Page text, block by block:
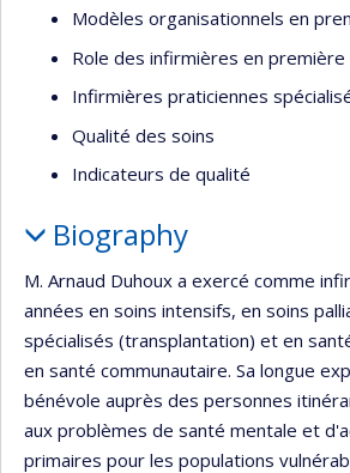
Modèles organisationnels en
Role des infirmières en première
Infirmières praticiennes
Qualité des soins
Indicateurs de qualité
Biography
M. Arnaud Duhoux a exercé comme
années en soins intensifs, en soins
spécialisés (transplantation) et en
en santé communautaire. Sa longue
bénévole auprès des personnes
aux problèmes de santé mentale et
primaires pour les populations